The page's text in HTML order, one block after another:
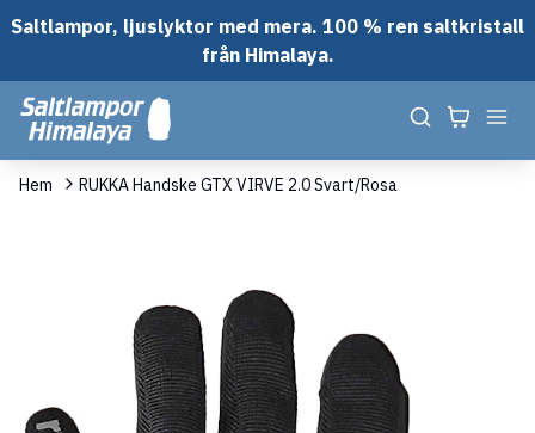
Saltlampor, ljuslyktor med mera. 100 % ren saltkristall
från Himalaya.
Hem RUKKA Handske GTX VIRVE 2.0 Svart/Rosa